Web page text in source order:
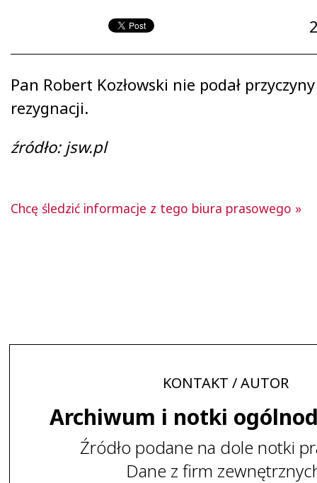
Pan Robert Kozłowski nie podał
rezygnacji.
źródło: jsw.pl
Chcę śledzić informacje z tego biura prasowego »
KONTAKT / AUTOR
Archiwum i notki
Źródło podane na dole notki
Dane z firm